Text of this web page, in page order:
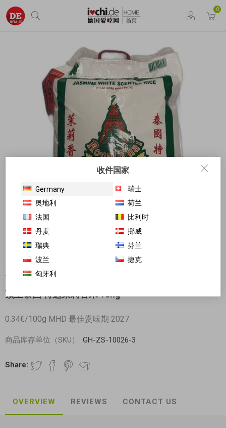
0
对不起-这个产品已经不再提供
顶上泰国 特选茉莉香米 10kg
0.34€/100g MHD 最佳赏味期 2027
商品库存单位（SKU）: GH-ZS-10026-3
Share:
OVERVIEW REVIEWS CONTACT US
收件国家
Germany
瑞士
奥地利
荷兰
法国
比利时
丹麦
挪威
瑞典
芬兰
波兰
捷克
匈牙利